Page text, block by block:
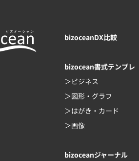
bizoceanDX比較
bizocean書式テンプレ
ビジネス
図形・グラフ
はがき・カード
画像
bizoceanジャーナル